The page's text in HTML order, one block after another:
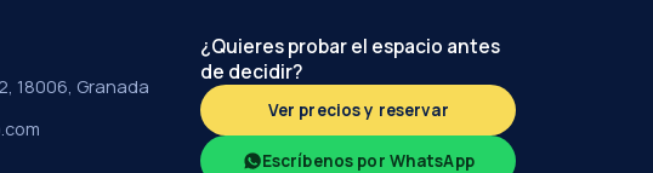
18006, Granada
¿Quieres probar el espacio antes
de decidir?
Ver precios y reservar
Escríbenos por WhatsApp